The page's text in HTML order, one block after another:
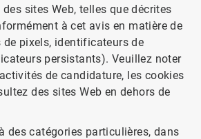
sites Web, telles que décrites
à cet avis en matière de
pixels, identificateurs de
persistants). Veuillez noter
de candidature, les cookies
des sites Web en dehors de
des catégories particulières, dans